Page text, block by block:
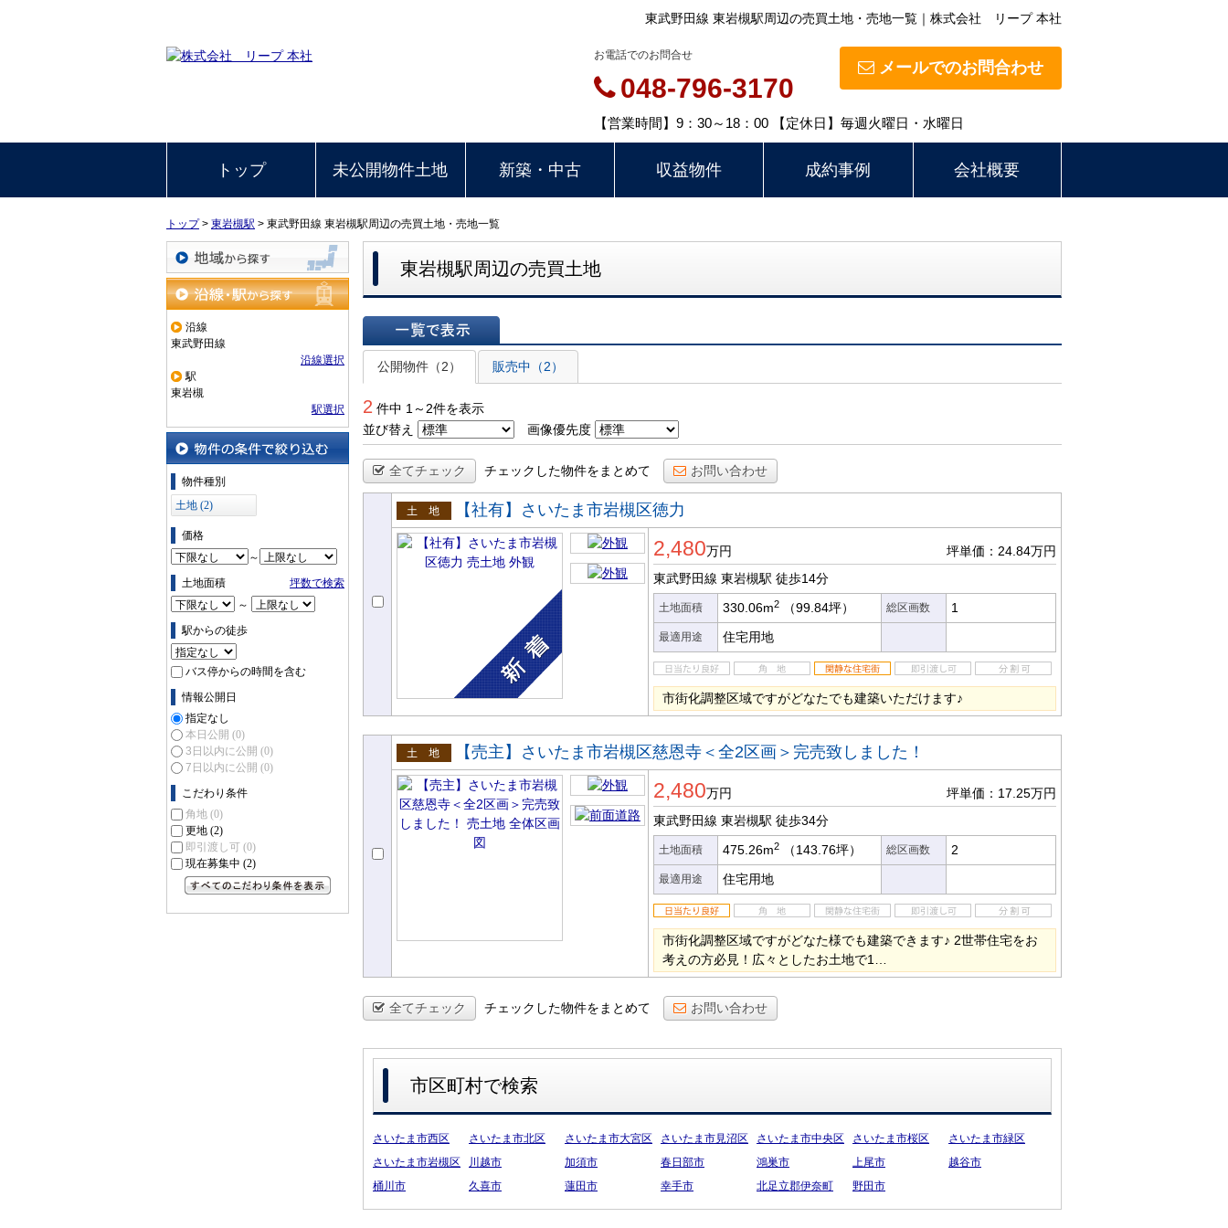
東武野田線 東岩槻駅周辺の売買土地・売地一覧｜株式会社 リープ 本社
メールでのお問合わせ
お電話でのお問合せ
048-796-3170
【営業時間】9：30～18：00 【定休日】毎週火曜日・水曜日
トップ 未公開物件土地 新築・中古 収益物件 成約事例 会社概要
トップ> 東岩槻駅 > 東武野田線 東岩槻駅周辺の売買土地・売地一覧
地域から探す
沿線・駅から探す
沿線
東武野田線
沿線選択
駅
東岩槻
駅選択
物件の条件で絞り込む
物件種別
土地 (2)
価格
～
土地面積
坪数で検索
～
駅からの徒歩
バス停からの時間を含む
情報公開日
指定なし
本日公開 (0)
3日以内に公開 (0)
7日以内に公開 (0)
こだわり条件
角地 (0)
更地 (2)
即引渡し可 (0)
現在募集中 (2)
東岩槻駅周辺の売買土地
一覧で表示
公開物件（2）
販売中（2）
2 件中 1～2件を表示
並び替え
画像優先度
全てチェック チェックした物件をまとめて お問い合わせ
売土地
【社有】さいたま市岩槻区徳力
2,480万円
坪単価：24.84万円
東武野田線 東岩槻駅 徒歩14分
土地面積 330.06m2 （99.84坪） 総区画数 1
最適用途 住宅用地
市街化調整区域ですがどなたでも建築いただけます♪
売土地
【売主】さいたま市岩槻区慈恩寺＜全2区画＞完売致しました！
2,480万円
坪単価：17.25万円
東武野田線 東岩槻駅 徒歩34分
土地面積 475.26m2 （143.76坪） 総区画数 2
最適用途 住宅用地
市街化調整区域ですがどなた様でも建築できます♪ 2世帯住宅をお
考えの方必見！広々としたお土地で1…
全てチェック チェックした物件をまとめて お問い合わせ
市区町村で検索
さいたま市西区 さいたま市北区 さいたま市大宮区 さいたま市見沼区 さいたま市中央区 さいたま市桜区
さいたま市緑区
さいたま市岩槻区
川越市 加須市 春日部市 鴻巣市 上尾市
越谷市
桶川市
久喜市 蓮田市 幸手市 北足立郡伊奈町 野田市